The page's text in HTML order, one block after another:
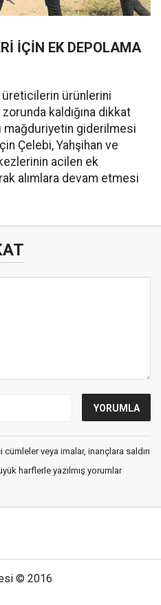
İÇİN EK DEPOLAMA
üreticilerin ürünlerini
kaldığına dikkat
mağduriyetin giderilmesi
Çelebi, Yahşihan ve
acilen ek
alımlara devam etmesi
veya imalar, inançlara saldırı
harflerle yazılmış yorumlar
© 2016